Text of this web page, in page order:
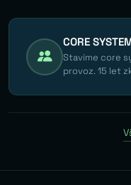
CORE
Stavíme core
provoz. 15 let